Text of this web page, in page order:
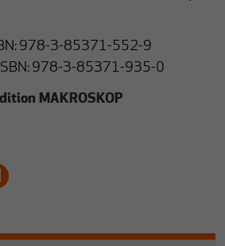
978-3-85371-552-9
ISBN: 978-3-85371-935-0
MAKROSKOP